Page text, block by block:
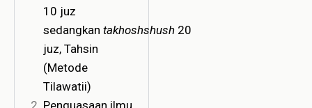
10 juz
sedangkan takhoshshush20
juz, Tahsin
(Metode
Tilawatii)
Penguasaan ilmu